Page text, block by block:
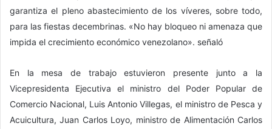
garantiza el pleno abastecimiento de los víveres, sobre todo,
para las fiestas decembrinas. «No hay bloqueo ni amenaza que
impida el crecimiento económico venezolano». señaló
En la mesa de trabajo estuvieron presente junto a la
Vicepresidenta Ejecutiva el ministro del Poder Popular de
Comercio Nacional, Luis Antonio Villegas, el ministro de Pesca y
Acuicultura, Juan Carlos Loyo, ministro de Alimentación Carlos